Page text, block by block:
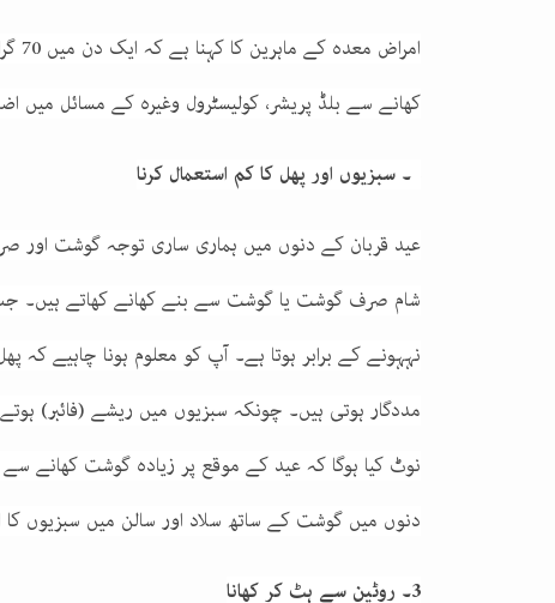
کھانے سے بلڈ پریشر، کولیسٹرول وغیرہ کے مسائل میں
عید قربان کے دنوں میں ہماری ساری توجہ گوشت
شام صرف گوشت یا گوشت سے بنے کھانے کھاتے ہیں۔
نہہونے کے برابر ہوتا ہے۔ آپ کو معلوم ہونا چاہیے
مددگار ہوتی ہیں۔ چونکہ سبزیوں میں ریشے (فائبر)
نوٹ کیا ہوگا کہ عید کے موقع پر زیادہ گوشت کھانے
دنوں میں گوشت کے ساتھ سلاد اور سالن میں سبزیوں کا
3۔ روٹین سے ہٹ کر کھانا